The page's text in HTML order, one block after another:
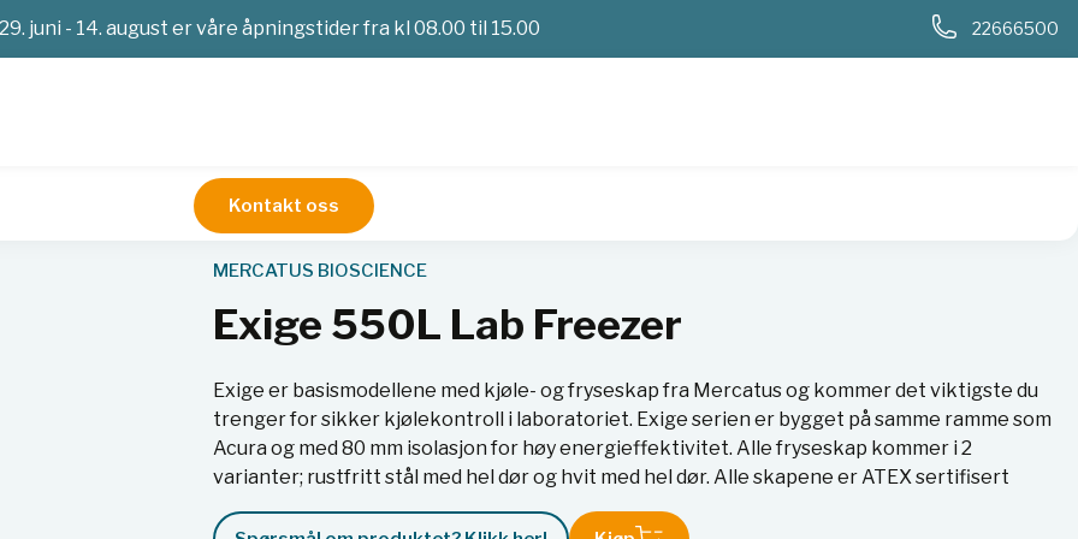
29. juni - 14. august er våre åpningstider fra kl 08.00 til 15.00 22666500
Kontakt oss
Exige 550L Lab Freezer
MERCATUS BIOSCIENCE
Exige 550L Lab Freezer
Exige er basismodellene med kjøle- og fryseskap fra Mercatus og kommer det viktigste du
trenger for sikker kjølekontroll i laboratoriet. Exige serien er bygget på samme ramme som
Acura og med 80 mm isolasjon for høy energieffektivitet. Alle fryseskap kommer i 2
varianter; rustfritt stål med hel dør og hvit med hel dør. Alle skapene er ATEX sertifisert